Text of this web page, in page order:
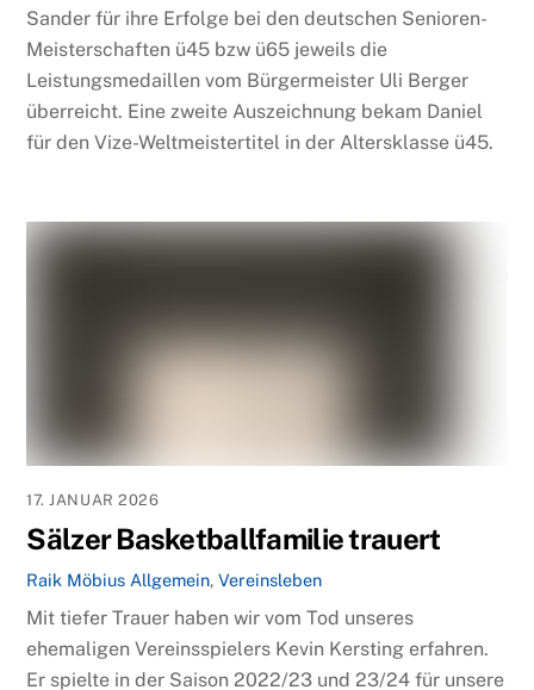
Sander für ihre Erfolge bei den deutschen Senioren-
Meisterschaften ü45 bzw ü65 jeweils die
Leistungsmedaillen vom Bürgermeister Uli Berger
überreicht. Eine zweite Auszeichnung bekam Daniel
für den Vize-Weltmeistertitel in der Altersklasse ü45.
17. JANUAR 2026
Sälzer Basketballfamilie trauert
Raik Möbius Allgemein,Vereinsleben
Mit tiefer Trauer haben wir vom Tod unseres
ehemaligen Vereinsspielers Kevin Kersting erfahren.
Er spielte in der Saison 2022/23 und 23/24 für unsere